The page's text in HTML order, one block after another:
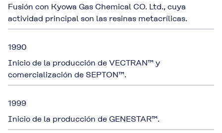
Fusión con Kyowa Gas Chemical CO. Ltd., cuya
actividad principal son las resinas metacrílicas.
1990
Inicio de la producción de VECTRAN™ y
comercialización de SEPTON™.
1999
Inicio de la producción de GENESTAR™.